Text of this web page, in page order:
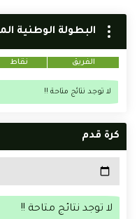
البطولة الوطنية
الفريق نقاط
لا توجد نتائج متاحة !!
كرة قدم
لا توجد نتائج متاحة !!